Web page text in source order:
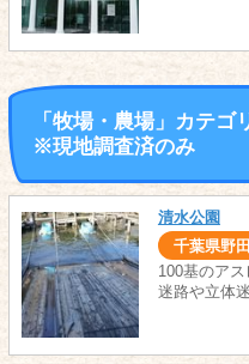
「牧場・農場」カテ
※現地調査済のみ
清水公園
千葉県野
100基のア
迷路や立体